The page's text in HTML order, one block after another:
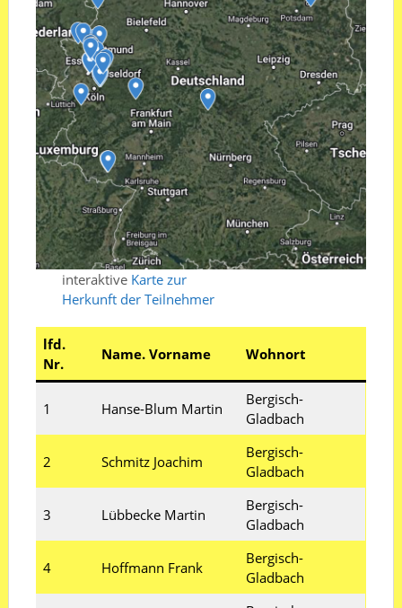
interaktive Karte zur
Herkunft der Teilnehmer
lfd.
Nr.
Name. Vorname Wohnort
1 Hanse-Blum Martin
Bergisch-
Gladbach
2 Schmitz Joachim
Bergisch-
Gladbach
3 Lübbecke Martin
Bergisch-
Gladbach
4 Hoffmann Frank
Bergisch-
Gladbach